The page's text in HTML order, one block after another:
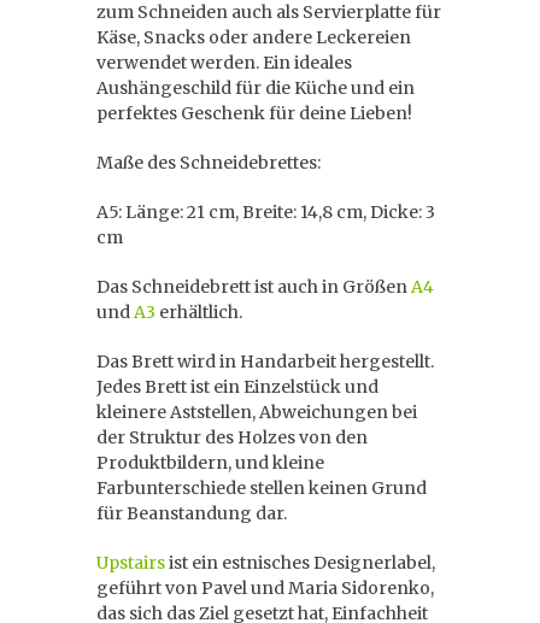
zum Schneiden auch als Servierplatte für
Käse, Snacks oder andere Leckereien
verwendet werden. Ein ideales
Aushängeschild für die Küche und ein
perfektes Geschenk für deine Lieben!
Maße des Schneidebrettes:
A5: Länge: 21 cm, Breite: 14,8 cm, Dicke: 3
cm
Das Schneidebrett ist auch in GrößenA4
undA3 erhältlich.
Das Brett wird in Handarbeit hergestellt.
Jedes Brett ist ein Einzelstück und
kleinere Aststellen, Abweichungen bei
der Struktur des Holzes von den
Produktbildern, und kleine
Farbunterschiede stellen keinen Grund
für Beanstandung dar.
Upstairsist ein estnisches Designerlabel,
geführt von Pavel und Maria Sidorenko,
das sich das Ziel gesetzt hat, Einfachheit